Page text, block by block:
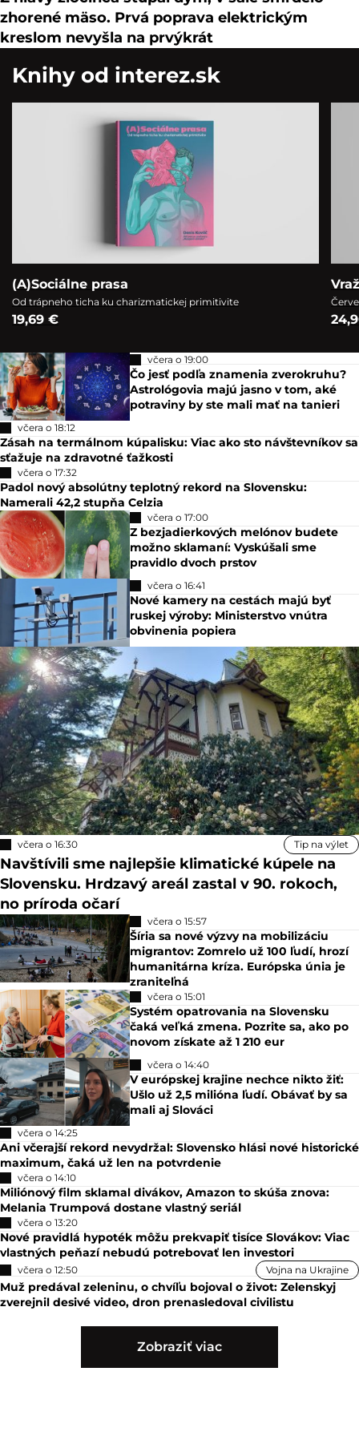
zhorené mäso. Prvá poprava elektrickým
kreslom nevyšla na prvýkrát
Knihy od interez.sk
(A)Sociálne prasa
Od trápneho ticha ku charizmatickej primitivite
19,69 €
včera o 19:00
Čo jesť podľa znamenia zverokruhu?
Astrológovia majú jasno v tom, aké
potraviny by ste mali mať na tanieri
včera o 18:12
Zásah na termálnom kúpalisku: Viac ako sto návštevníkov sa
sťažuje na zdravotné ťažkosti
včera o 17:32
Padol nový absolútny teplotný rekord na Slovensku:
Namerali 42,2 stupňa Celzia
včera o 17:00
Z bezjadierkových melónov budete
možno sklamaní: Vyskúšali sme
pravidlo dvoch prstov
včera o 16:41
Nové kamery na cestách majú byť
ruskej výroby: Ministerstvo vnútra
obvinenia popiera
včera o 16:30 Tip na výlet
Navštívili sme najlepšie klimatické kúpele na
Slovensku. Hrdzavý areál zastal v 90. rokoch,
no príroda očarí
včera o 15:57
Šíria sa nové výzvy na mobilizáciu
migrantov: Zomrelo už 100 ľudí, hrozí
humanitárna kríza. Európska únia je
zraniteľná
včera o 15:01
Systém opatrovania na Slovensku
čaká veľká zmena. Pozrite sa, ako po
novom získate až 1 210 eur
včera o 14:40
V európskej krajine nechce nikto žiť:
Ušlo už 2,5 milióna ľudí. Obávať by sa
mali aj Slováci
včera o 14:25
Ani včerajší rekord nevydržal: Slovensko hlási nové historické
maximum, čaká už len na potvrdenie
včera o 14:10
Miliónový film sklamal divákov, Amazon to skúša znova:
Melania Trumpová dostane vlastný seriál
včera o 13:20
Nové pravidlá hypoték môžu prekvapiť tisíce Slovákov: Viac
vlastných peňazí nebudú potrebovať len investori
včera o 12:50 Vojna na Ukrajine
Muž predával zeleninu, o chvíľu bojoval o život: Zelenskyj
zverejnil desivé video, dron prenasledoval civilistu
Zobraziť viac